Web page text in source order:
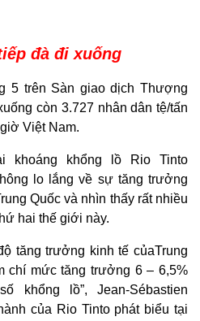
đà đi xuống
5 trên Sàn giao dịch Thượng
còn 3.727 nhân dân tệ/tấn
Việt Nam.
khoáng khổng lồ Rio Tinto
lo lắng về sự tăng trưởng
Quốc và nhìn thấy rất nhiều
hai thế giới này.
tăng trưởng kinh tế củaTrung
chí mức tăng trưởng 6 – 6,5%
khổng lồ”, Jean-Sébastien
của Rio Tinto phát biểu tại